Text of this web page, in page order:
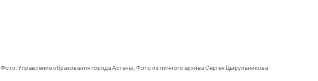
Фото: Управление образования города Астаны; Фото из личного архива Сергея Цырульникова